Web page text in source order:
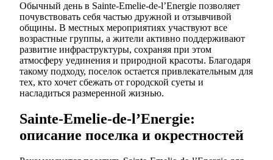
Обычный день в Sainte-Emelie-de-l’Energie позволяет
почувствовать себя частью дружной и отзывчивой
общины. В местных мероприятиях участвуют все
возрастные группы, а жители активно поддерживают
развитие инфраструктуры, сохраняя при этом
атмосферу уединения и природной красоты. Благодаря
такому подходу, поселок остается привлекательным для
тех, кто хочет сбежать от городской суеты и
насладиться размеренной жизнью.
Sainte-Emelie-de-l’Energie:
описание поселка и окрестностей